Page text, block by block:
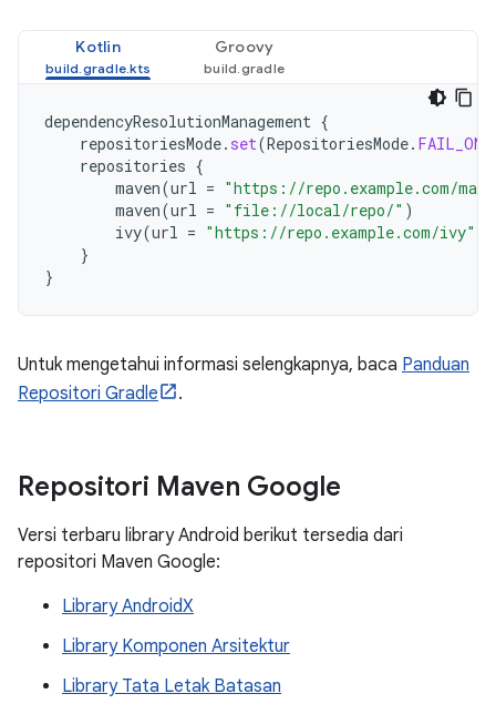
Kotlin Groovy
dependencyResolutionManagement {
repositoriesMode. set(RepositoriesMode.
repositories {
maven(url = "https://repo.example.com/
maven(url = "file://local/repo/" )
ivy(url = "https://repo.example.com/ivy"
}
}
Untuk mengetahui informasi selengkapnya, baca Panduan
Repositori Gradle
.
Repositori Maven Google
Versi terbaru library Android berikut tersedia dari
repositori Maven Google:
Library AndroidX
Library Komponen Arsitektur
Library Tata Letak Batasan